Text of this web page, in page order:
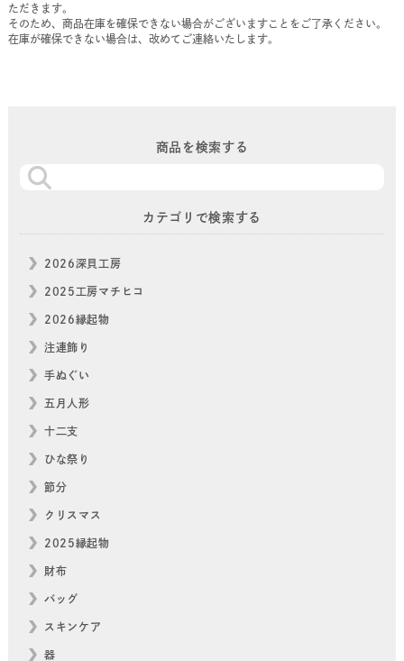
ただきます。
そのため、商品在庫を確保できない場合がございますことをご了承ください。
在庫が確保できない場合は、改めてご連絡いたします。
商品を検索する
カテゴリで検索する
2026深貝工房
2025工房マチヒコ
2026縁起物
注連飾り
手ぬぐい
五月人形
十二支
ひな祭り
節分
クリスマス
2025縁起物
財布
バッグ
スキンケア
器